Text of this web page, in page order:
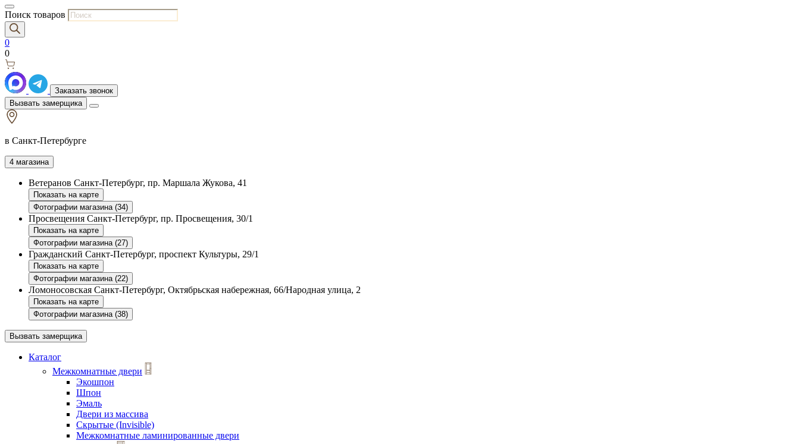
Поиск товаров
0
0
Заказать звонок
Вызвать замерщика
в Санкт-Петербурге
4 магазина
Ветеранов Санкт-Петербург, пр. Маршала Жукова, 41
Показать на карте
Фотографии магазина (34)
Просвещения Санкт-Петербург, пр. Просвещения, 30/1
Показать на карте
Фотографии магазина (27)
Гражданский Санкт-Петербург, проспект Культуры, 29/1
Показать на карте
Фотографии магазина (22)
Ломоносовская Санкт-Петербург, Октябрьская набережная, 66/Народная улица, 2
Показать на карте
Фотографии магазина (38)
Вызвать замерщика
Каталог
Межкомнатные двери
Экошпон
Шпон
Эмаль
Двери из массива
Скрытые (Invisible)
Межкомнатные ламинированные двери